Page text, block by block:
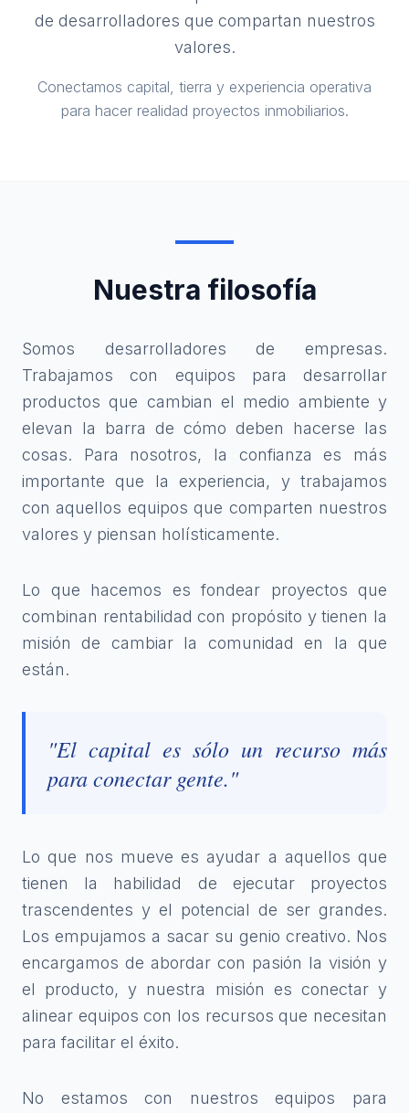
de desarrolladores que compartan nuestros
valores.
Conectamos capital, tierra y experiencia operativa
para hacer realidad proyectos inmobiliarios.
Nuestra filosofía
Somos desarrolladores de empresas.
Trabajamos con equipos para desarrollar
productos que cambian el medio ambiente y
elevan la barra de cómo deben hacerse las
cosas. Para nosotros, la confianza es más
importante que la experiencia, y trabajamos
con aquellos equipos que comparten nuestros
valores y piensan holísticamente.
Lo que hacemos es fondear proyectos que
combinan rentabilidad con propósito y tienen la
misión de cambiar la comunidad en la que
están.
"El capital es sólo un recurso más
para conectar gente."
Lo que nos mueve es ayudar a aquellos que
tienen la habilidad de ejecutar proyectos
trascendentes y el potencial de ser grandes.
Los empujamos a sacar su genio creativo. Nos
encargamos de abordar con pasión la visión y
el producto, y nuestra misión es conectar y
alinear equipos con los recursos que necesitan
para facilitar el éxito.
No estamos con nuestros equipos para